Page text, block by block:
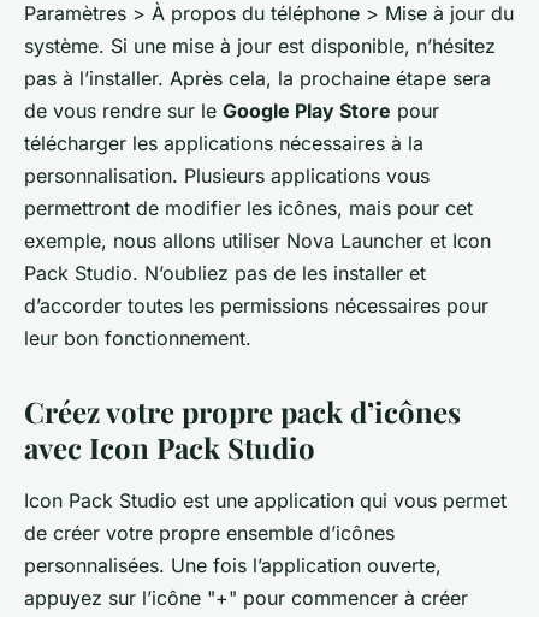
Paramètres > À propos du téléphone > Mise à jour du
système. Si une mise à jour est disponible, n’hésitez
pas à l’installer. Après cela, la prochaine étape sera
de vous rendre sur le Google Play Store pour
télécharger les applications nécessaires à la
personnalisation. Plusieurs applications vous
permettront de modifier les icônes, mais pour cet
exemple, nous allons utiliser Nova Launcher et Icon
Pack Studio. N’oubliez pas de les installer et
d’accorder toutes les permissions nécessaires pour
leur bon fonctionnement.
Créez votre propre pack d’icônes
avec Icon Pack Studio
Icon Pack Studio est une application qui vous permet
de créer votre propre ensemble d’icônes
personnalisées. Une fois l’application ouverte,
appuyez sur l’icône "+" pour commencer à créer